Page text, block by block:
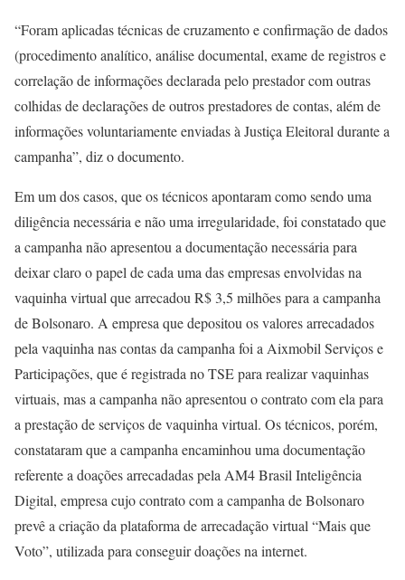
“Foram aplicadas técnicas de cruzamento e confirmação de dados
(procedimento analítico, análise documental, exame de registros e
correlação de informações declarada pelo prestador com outras
colhidas de declarações de outros prestadores de contas, além de
informações voluntariamente enviadas à Justiça Eleitoral durante a
campanha”, diz o documento.
Em um dos casos, que os técnicos apontaram como sendo uma
diligência necessária e não uma irregularidade, foi constatado que
a campanha não apresentou a documentação necessária para
deixar claro o papel de cada uma das empresas envolvidas na
vaquinha virtual que arrecadou R$ 3,5 milhões para a campanha
de Bolsonaro. A empresa que depositou os valores arrecadados
pela vaquinha nas contas da campanha foi a Aixmobil Serviços e
Participações, que é registrada no TSE para realizar vaquinhas
virtuais, mas a campanha não apresentou o contrato com ela para
a prestação de serviços de vaquinha virtual. Os técnicos, porém,
constataram que a campanha encaminhou uma documentação
referente a doações arrecadadas pela AM4 Brasil Inteligência
Digital, empresa cujo contrato com a campanha de Bolsonaro
prevê a criação da plataforma de arrecadação virtual “Mais que
Voto”, utilizada para conseguir doações na internet.